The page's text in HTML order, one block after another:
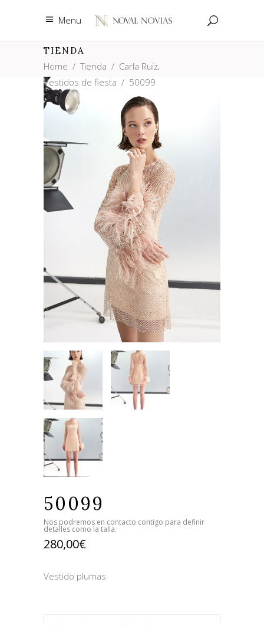
Menu
TIENDA
Home /Tienda / Carla Ruiz,
Vestidos de fiesta / 50099
50099
Nos podremos en contacto contigo para definir
detalles como la talla.
280,00€
Vestido plumas